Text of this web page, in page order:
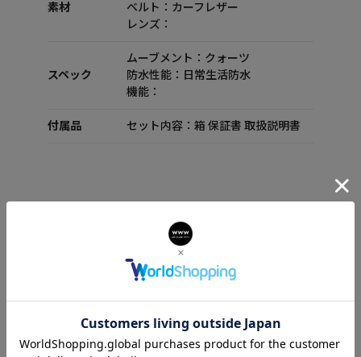
素材
ベルト：カーフレザー
レンズ：
スペック
ムーブメント：クォーツ
防水性能：日常生活防水
機能：
付属品 セット内容：箱 保証書 取扱説明書